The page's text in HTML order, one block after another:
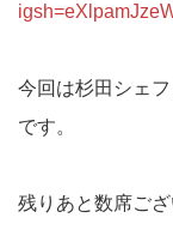
今回は杉田シェ
です。
残りあと数席ござ